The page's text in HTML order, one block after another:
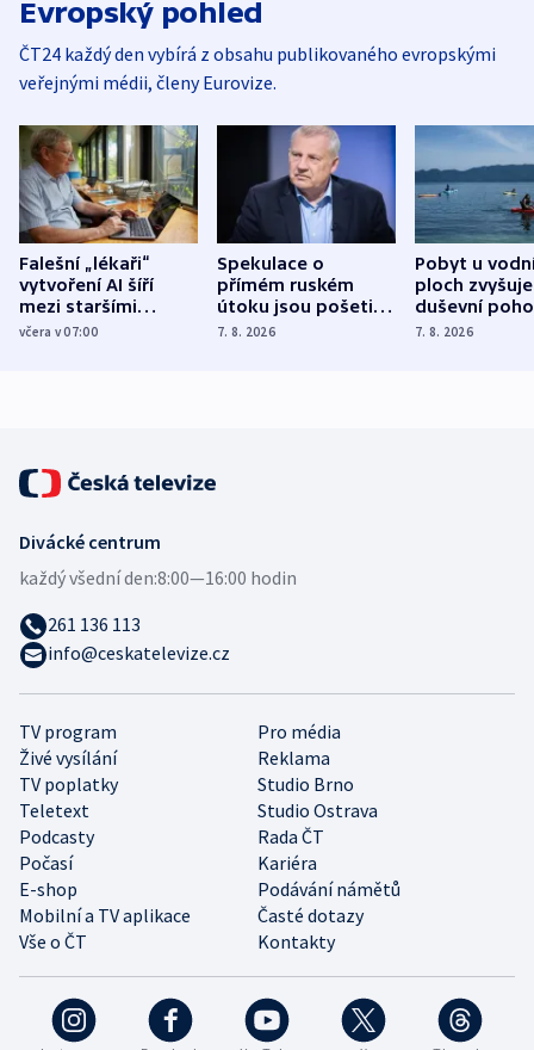
Evropský pohled
ČT24 každý den vybírá z obsahu publikovaného evropskými
veřejnými médii, členy Eurovize.
Falešní „lékaři“
vytvoření AI šíří
mezi staršími
Poláky nebezpečné
včera v 07:00
Spekulace o
přímém ruském
útoku jsou pošetilé,
míní estonský
7. 8. 2026
Pobyt u
ploch zvyšuje
duševní
ukázala
7. 8. 2026
TV program
Pro média
Živé vysílání
Reklama
TV poplatky
Studio Brno
Teletext
Studio Ostrava
Podcasty
Rada ČT
Počasí
Kariéra
E-shop
Podávání námětů
Mobilní a TV aplikace
Časté dotazy
Vše o ČT
Kontakty
Divácké centrum
každý všední den:8:00—16:00 hodin
261 136 113
info@ceskatelevize.cz